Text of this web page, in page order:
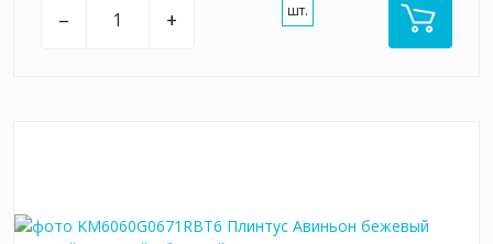
– + шт.